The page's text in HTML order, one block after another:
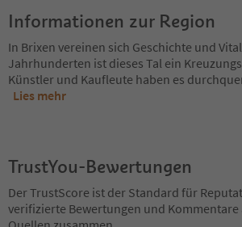
Informationen zur Region
In Brixen vereinen sich Geschichte und
Jahrhunderten ist dieses Tal ein
Künstler und Kaufleute haben es
Lies mehr
TrustYou-Bewertungen
Der TrustScore ist der Standard für
verifizierte Bewertungen und Kommentare